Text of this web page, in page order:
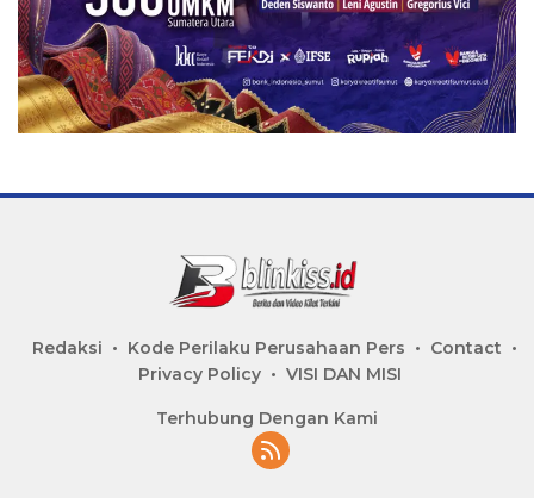
Redaksi Kode Perilaku Perusahaan Pers
Contact
Privacy Policy
VISI DAN MISI
Terhubung Dengan Kami